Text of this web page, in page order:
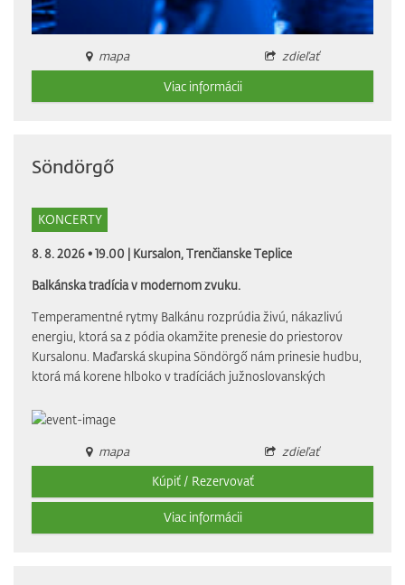
mapa
zdieľať
Viac informácii
Söndörgő
KONCERTY
8. 8. 2026 • 19.00 | Kursalon, Trenčianske Teplice
Balkánska tradícia v modernom zvuku.
Temperamentné rytmy Balkánu rozprúdia živú, nákazlivú
energiu, ktorá sa z pódia okamžite prenesie do priestorov
Kursalonu. Maďarská skupina Söndörgő nám prinesie hudbu,
ktorá má korene hlboko v tradíciách južnoslovanských
mapa
zdieľať
Kúpiť / Rezervovať
Viac informácii